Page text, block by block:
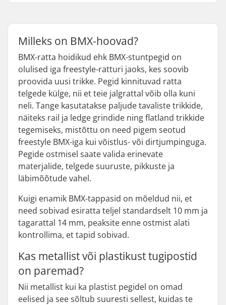
Milleks on BMX-hoovad?
BMX-ratta hoidikud ehk BMX-stuntpegid on
olulised iga freestyle-ratturi jaoks, kes soovib
proovida uusi trikke. Pegid kinnituvad ratta
telgede külge, nii et teie jalgrattal võib olla kuni
neli. Tange kasutatakse paljude tavaliste trikkide,
näiteks rail ja ledge grindide ning flatland trikkide
tegemiseks, mistõttu on need pigem seotud
freestyle BMX-iga kui võistlus- või dirtjumpinguga.
Pegide ostmisel saate valida erinevate
materjalide, telgede suuruste, pikkuste ja
läbimõõtude vahel.
Kuigi enamik BMX-tappasid on mõeldud nii, et
need sobivad esiratta teljel standardselt 10 mm ja
tagarattal 14 mm, peaksite enne ostmist alati
kontrollima, et tapid sobivad.
Kas metallist või plastikust tugipostid
on paremad?
Nii metallist kui ka plastist pegidel on omad
eelised ja see sõltub suuresti sellest, kuidas te